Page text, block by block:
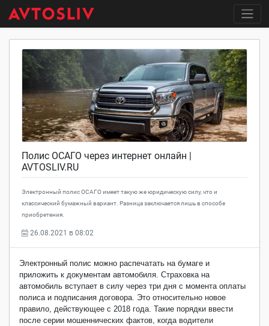
Полис ОСАГО через интернет онлайн |
AVTOSLIV.RU
Электронный полис ОСАГО имеет такую же юридическую силу, что и
классический бумажный вариант. Разница заключается лишь в способе
приобретения.
26.08.2021 в 08:02
Электронный полис можно распечатать на бумаге и
приложить к документам автомобиля. Страховка на
автомобиль вступает в силу через три дня с момента оплаты
полиса и подписания договора. Это относительно новое
правило, действующее с 2018 года. Такие порядки ввести
после серии мошеннических фактов, когда водители